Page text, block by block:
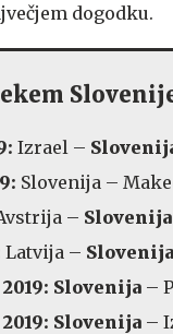
dogodku.
Izrael –
Slovenija –
– Slovenija
Latvija – Slovenija
Slovenija –
Slovenija –